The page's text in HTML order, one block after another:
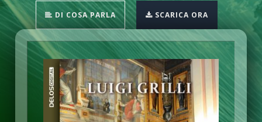
DI COSA PARLA SCARICA ORA